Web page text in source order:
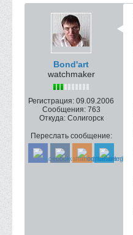
Bond'art
watchmaker
Регистрация: 09.09.2006
Сообщения: 763
Откуда: Солигорск
Переслать сообщение: